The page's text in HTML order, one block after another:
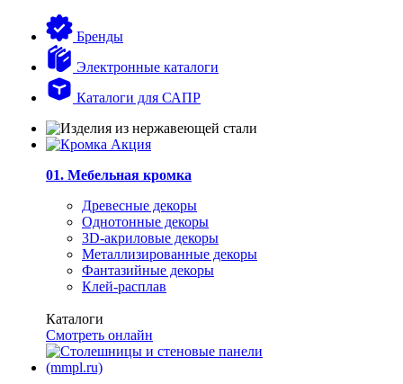
Бренды
Электронные каталоги
Каталоги для САПР
01. Мебельная кромка
Древесные декоры
Однотонные декоры
3D-акриловые декоры
Металлизированные декоры
Фантазийные декоры
Клей-расплав
Каталоги
Смотреть онлайн